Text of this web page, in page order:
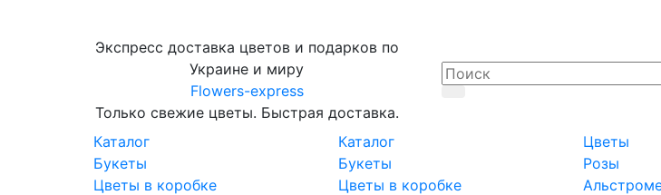
Экспресс доставка цветов и подарков по
Украине и миру
Flowers-express
Только свежие цветы. Быстрая доставка.
Каталог
Букеты
Цветы в коробке
Каталог
Букеты
Цветы в коробке
Цветы
Розы